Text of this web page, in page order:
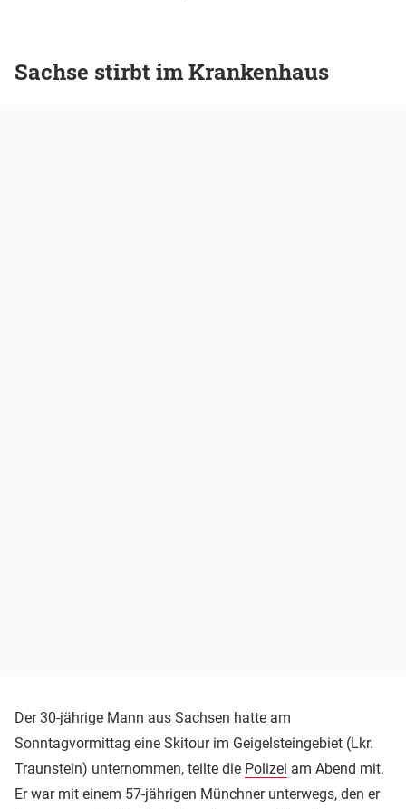
Sachse stirbt im Krankenhaus
Der 30-jährige Mann aus Sachsen hatte am
Sonntagvormittag eine Skitour im Geigelsteingebiet (Lkr.
Traunstein) unternommen, teilte die Polizei am Abend mit.
Er war mit einem 57-jährigen Münchner unterwegs, den er